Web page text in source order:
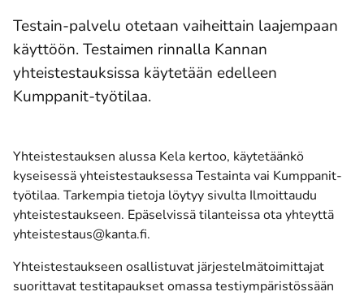
Testain-palvelu otetaan vaiheittain laajempaan
käyttöön. Testaimen rinnalla Kannan
yhteistestauksissa käytetään edelleen
Kumppanit-työtilaa.
Yhteistestauksen alussa Kela kertoo, käytetäänkö
kyseisessä yhteistestauksessa Testainta vai Kumppanit-
työtilaa. Tarkempia tietoja löytyy sivulta Ilmoittaudu
yhteistestaukseen. Epäselvissä tilanteissa ota yhteyttä
yhteistestaus@kanta.fi.
Yhteistestaukseen osallistuvat järjestelmätoimittajat
suorittavat testitapaukset omassa testiympäristössään